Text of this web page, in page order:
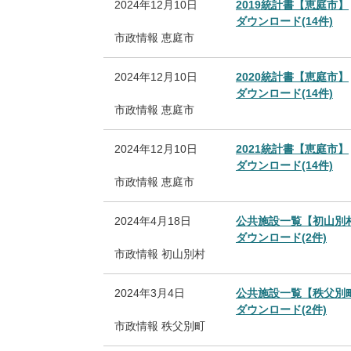
2024年12月10日
2019統計書【恵庭市】
ダウンロード(14件)
市政情報 恵庭市
2024年12月10日
2020統計書【恵庭市】
ダウンロード(14件)
市政情報 恵庭市
2024年12月10日
2021統計書【恵庭市】
ダウンロード(14件)
市政情報 恵庭市
2024年4月18日
公共施設一覧【初山別
ダウンロード(2件)
市政情報 初山別村
2024年3月4日
公共施設一覧【秩父別
ダウンロード(2件)
市政情報 秩父別町